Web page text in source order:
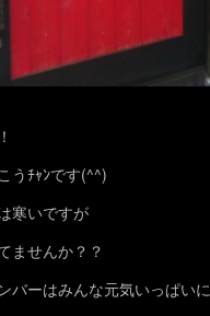
うﾁｬﾝです(^^)
寒いですが
ませんか？？
バーはみんな元気いっぱいに